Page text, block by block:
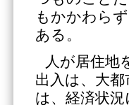
もかかわら
ある。
人が居住地
出入は、大
は、経済状